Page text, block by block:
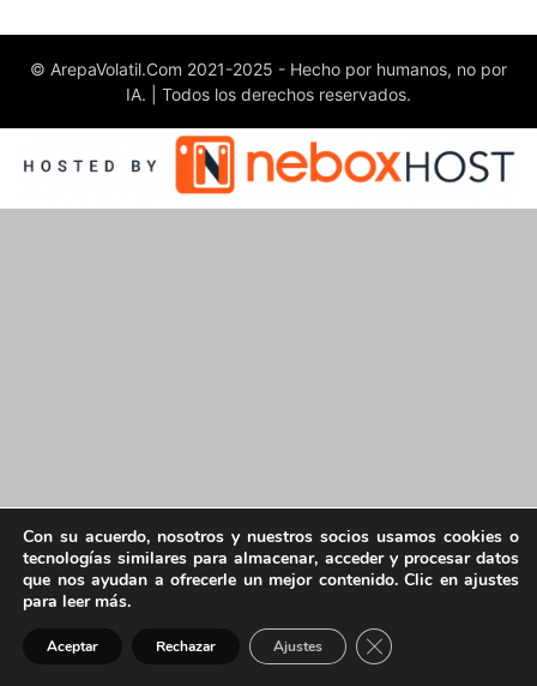
© ArepaVolatil.Com 2021-2025 - Hecho por humanos, no por
IA. | Todos los derechos reservados.
Con su acuerdo, nosotros y nuestros socios usamos cookies o
tecnologías similares para almacenar, acceder y procesar datos
que nos ayudan a ofrecerle un mejor contenido. Clic en ajustes
para leer más.
Aceptar Rechazar Ajustes Cerrar el banner de